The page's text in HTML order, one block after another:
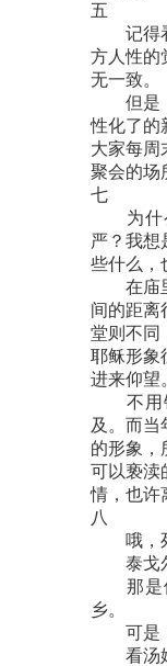
五
记得看
方人性的
无一致。
但是，
性化了的
大家每周
聚会的场
七
为什么
严？我想
些什么，
在庙里
间的距离
堂则不同
耶稣形象
进来仰望
不用镜
及。而当
的形象，
可以亵渎
情，也许
八
哦，死
泰戈尔
那是佛
乡。
可是，
看汤姆